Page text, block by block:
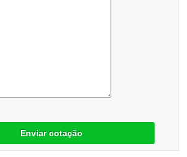
Enviar cotação